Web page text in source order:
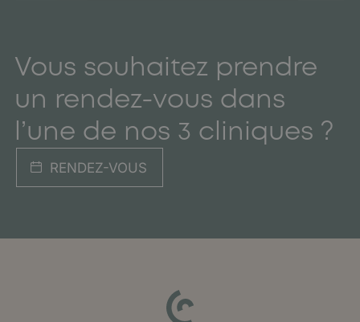
Vous souhaitez prendre
un rendez-vous dans
l’une de nos 3 cliniques ?
RENDEZ-VOUS